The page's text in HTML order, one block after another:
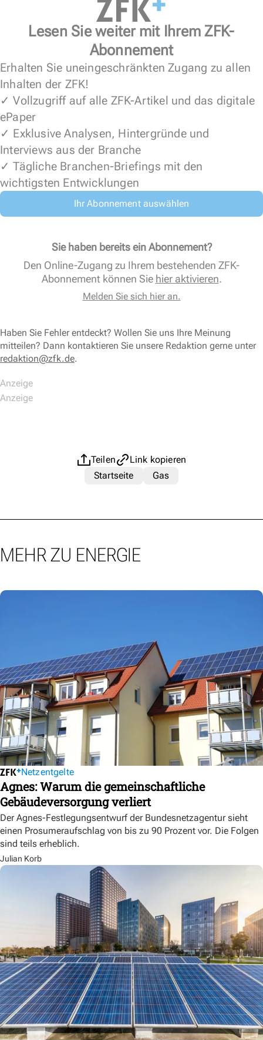
Lesen Sie weiter mit Ihrem ZFK-
Abonnement
Erhalten Sie uneingeschränkten Zugang zu allen
Inhalten der ZFK!
✓ Vollzugriff auf alle ZFK-Artikel und das digitale
ePaper
✓ Exklusive Analysen, Hintergründe und
Interviews aus der Branche
✓ Tägliche Branchen-Briefings mit den
wichtigsten Entwicklungen
Ihr Abonnement auswählen
Sie haben bereits ein Abonnement?
Den Online-Zugang zu Ihrem bestehenden ZFK-
Abonnement können Sie hier aktivieren.
Melden Sie sich hier an.
Haben Sie Fehler entdeckt? Wollen Sie uns Ihre Meinung
mitteilen? Dann kontaktieren Sie unsere Redaktion gerne unter
redaktion@zfk.de.
Teilen
Link kopieren
Startseite
Gas
MEHR ZU ENERGIE
Netzentgelte
Agnes: Warum die gemeinschaftliche
Gebäudeversorgung verliert
Der Agnes-Festlegungsentwurf der Bundesnetzagentur sieht
einen Prosumeraufschlag von bis zu 90 Prozent vor. Die Folgen
sind teils erheblich.
Julian Korb